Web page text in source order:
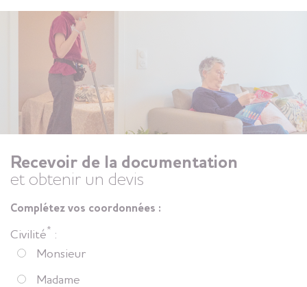
Recevoir de la documentation
et obtenir un devis
Complétez vos coordonnées :
Civilité* :
Monsieur
Madame